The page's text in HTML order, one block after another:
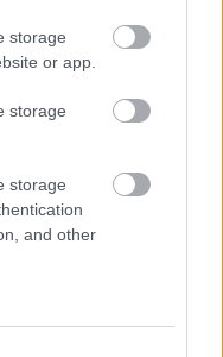
storage
or app.
storage
storage
and other